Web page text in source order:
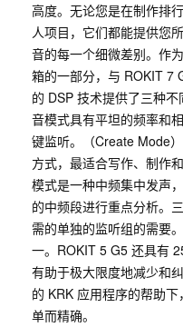
高度。无论您是在制作排
人项目，它们都能提供您
音的每一个细微差别。作
箱的一部分，与 ROKIT 7
的 DSP 技术提供了三种
音模式具有平坦的频率和
键监听。（Create Mode
方式，最适合写作、制作
模式是一种中频集中发声
的中频段进行重点分析。
需的单独的监听组的需要
一。ROKIT 5 G5 还具有
有助于极大限度地减少和
的 KRK 应用程序的帮助
单而精确。